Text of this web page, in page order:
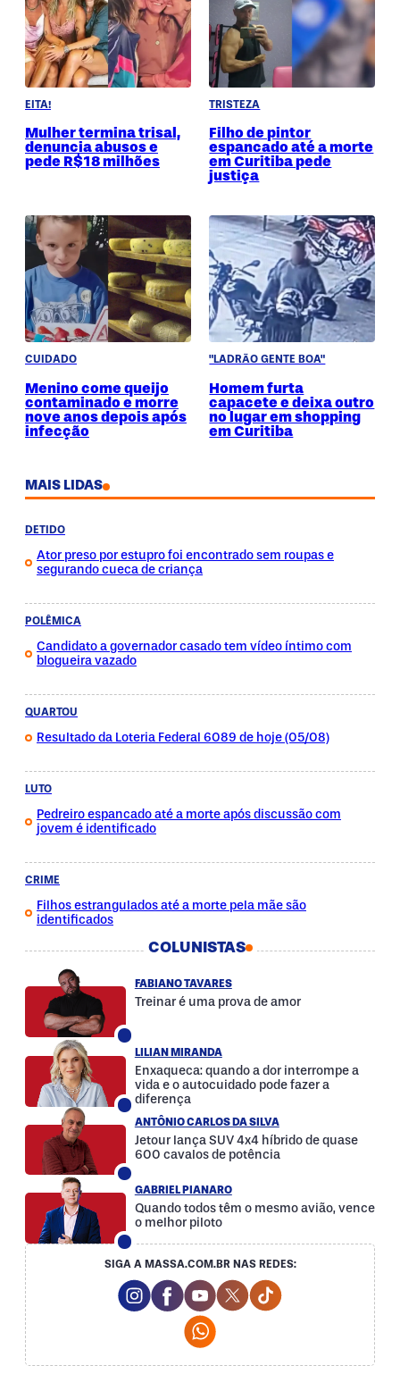
EITA!
Mulher termina trisal,
denuncia abusos e
pede R$18 milhões
TRISTEZA
Filho de pintor
espancado até a morte
em Curitiba pede
justiça
CUIDADO
Menino come queijo
contaminado e morre
nove anos depois após
infecção
"LADRÃO GENTE BOA"
Homem furta
capacete e deixa outro
no lugar em shopping
em Curitiba
MAIS LIDAS
DETIDO
Ator preso por estupro foi encontrado sem roupas e
segurando cueca de criança
POLÊMICA
Candidato a governador casado tem vídeo íntimo com
blogueira vazado
QUARTOU
Resultado da Loteria Federal 6089 de hoje (05/08)
LUTO
Pedreiro espancado até a morte após discussão com
jovem é identificado
CRIME
Filhos estrangulados até a morte pela mãe são
identificados
COLUNISTAS
FABIANO TAVARES
Treinar é uma prova de amor
LILIAN MIRANDA
Enxaqueca: quando a dor interrompe a
vida e o autocuidado pode fazer a
diferença
ANTÔNIO CARLOS DA SILVA
Jetour lança SUV 4x4 híbrido de quase
600 cavalos de potência
GABRIEL PIANARO
Quando todos têm o mesmo avião, vence
o melhor piloto
SIGA A MASSA.COM.BR NAS REDES:
Instagram Social Media
Facebook Social Media
Youtube Social Media
Twitter Social Media
Tiktok Social